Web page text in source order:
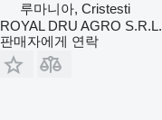
루마니아, Cristesti
ROYAL DRU AGRO S.R.L.
판매자에게 연락